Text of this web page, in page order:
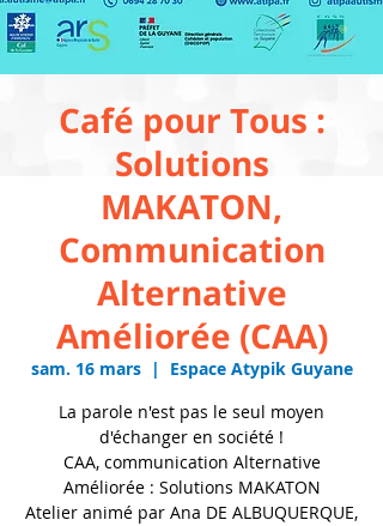
Café pour Tous :
Solutions
MAKATON,
Communication
Alternative
Améliorée (CAA)
sam. 16 mars
  |
Espace Atypik Guyane
La parole n'est pas le seul moyen
d'échanger en société !
CAA, communication Alternative
Améliorée : Solutions MAKATON
Atelier animé par Ana DE ALBUQUERQUE,